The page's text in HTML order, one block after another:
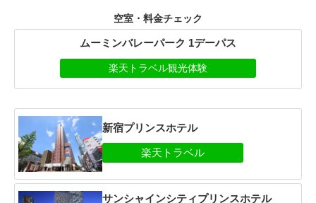
空室・料金チェック
ムーミンバレーパーク 1デーパス
楽天トラベル観光体験
新宿プリンスホテル
サンシャインシティプリンスホテル